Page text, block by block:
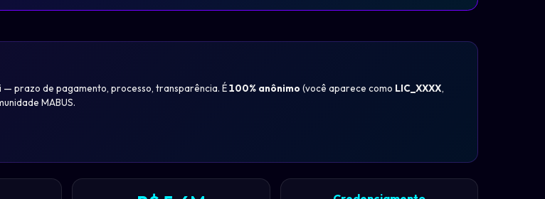
prazo de pagamento, processo, transparência. É100% anônimo (você aparece como LIC_XXXX,
MABUS.